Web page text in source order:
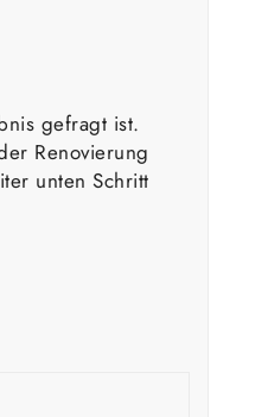
gefragt ist.
Renovierung
unten Schritt